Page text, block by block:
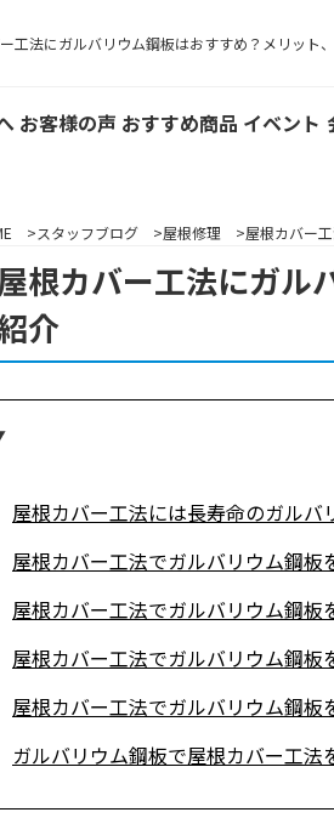
工法にガルバリウム鋼板はおすすめ？メリット
お客様の声 おすすめ商品 イベント
スタッフブログ 屋根修理 屋根カバー
根カバー工法にガル
介
屋根カバー工法には長寿命のガルバ
屋根カバー工法でガルバリウム鋼板
屋根カバー工法でガルバリウム鋼板
屋根カバー工法でガルバリウム鋼板
屋根カバー工法でガルバリウム鋼板
ガルバリウム鋼板で屋根カバー工法